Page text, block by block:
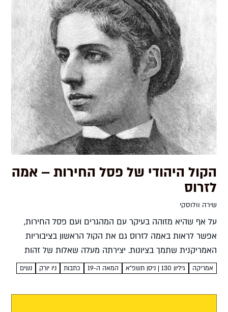
הקול היהודי של פסל החירות – אמה
לזרוס
שירה וולוסקי
על אף שהיא מזוהה בעיקר עם המהגרים ועם פסל החירות,
אפשר לראות באמה לזרוס גם את הקול הראשון בציבוריות
האמריקנית שתמך בציונות. יצירתה מעלה שאלות של זהות
שעד היום לא נס לֵחן שירה וולוסקי את...
אמריקה גיליון 130 | ניסן תשפ"א המאה ה-19 כתבות ניו יורק נשים